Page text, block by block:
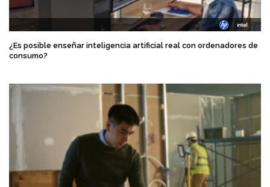
¿Es posible enseñar inteligencia artificial real con ordenadores de
consumo?